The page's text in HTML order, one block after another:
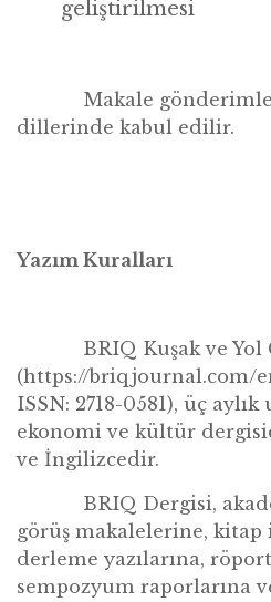
geliştirilmesi
Makale gö
dillerinde kabul edilir.
Yazım Kuralları
BRIQ Kuşak ve
(https://briqjournal.com/
ISSN: 2718-0581), üç
ekonomi ve kültür
ve İngilizcedir.
BRIQ Dergisi,
görüş makalelerine, kitap
derleme yazılarına, rö
sempozyum raporlarına